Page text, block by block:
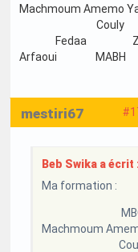
Machmoum Amemo
Couly
Fedaa
Arfaoui MABH
mestiri67
Beb Swika a écrit
Ma formation :
Machmoum